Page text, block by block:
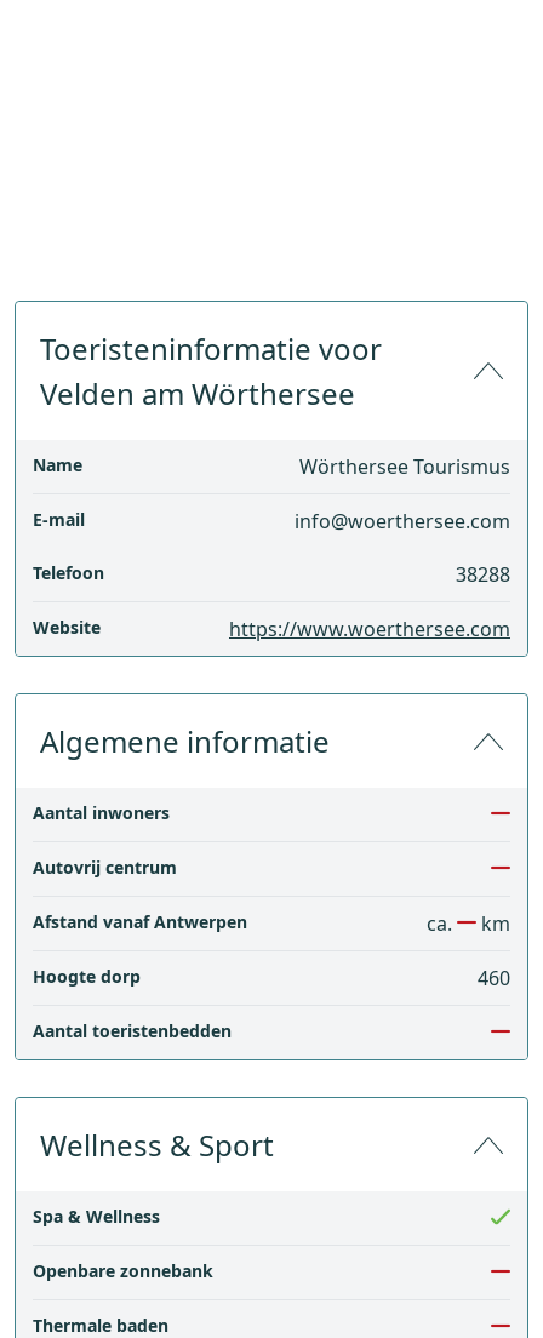
Toeristeninformatie voor
Velden am Wörthersee
Name Wörthersee Tourismus
E-mail info@woerthersee.com
Telefoon 38288
Website https://www.woerthersee.com
Algemene informatie
Aantal inwoners
Autovrij centrum
Afstand vanaf Antwerpen ca. km
Hoogte dorp 460
Aantal toeristenbedden
Wellness & Sport
Spa & Wellness
Openbare zonnebank
Thermale baden